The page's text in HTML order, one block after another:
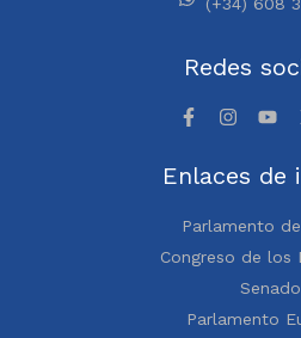
Redes
Enlaces de
Parlamento
Congreso de los
Senado
Parlamento